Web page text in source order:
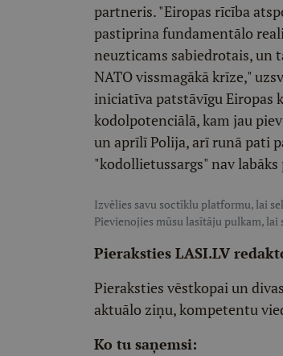
partneris. "Eiropas rīcība
pastiprina fundamentālo
neuzticams sabiedrotais, un
NATO vissmagākā krīze,"
iniciatīva patstāvīgu Eiropas
kodolpotenciālā, kam jau
un aprīlī Polija, arī runā pati
"kodollietussargs" nav
Izvēlies savu soctīklu platformu, lai
Pievienojies mūsu lasītāju pulkam,
Pieraksties LASI.LV
Pieraksties vēstkopai un
aktuālo ziņu, kompetentu
Ko tu saņemsi: